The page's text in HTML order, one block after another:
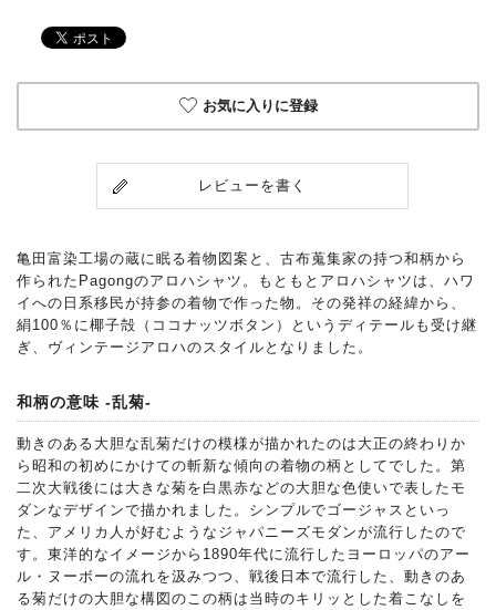
お気に入りに登録
レビューを書く
亀田富染工場の蔵に眠る着物図案と、古布蒐集家の持つ和柄から
作られたPagongのアロハシャツ。もともとアロハシャツは、ハワ
イへの日系移民が持参の着物で作った物。その発祥の経緯から、
絹100％に椰子殻（ココナッツボタン）というディテールも受け継
ぎ、ヴィンテージアロハのスタイルとなりました。
和柄の意味 -乱菊-
動きのある大胆な乱菊だけの模様が描かれたのは大正の終わりか
ら昭和の初めにかけての斬新な傾向の着物の柄としてでした。第
二次大戦後には大きな菊を白黒赤などの大胆な色使いで表したモ
ダンなデザインで描かれました。シンプルでゴージャスといっ
た、アメリカ人が好むようなジャパニーズモダンが流行したので
す。東洋的なイメージから1890年代に流行したヨーロッパのアー
ル・ヌーボーの流れを汲みつつ、戦後日本で流行した、動きのあ
る菊だけの大胆な構図のこの柄は当時のキリッとした着こなしを